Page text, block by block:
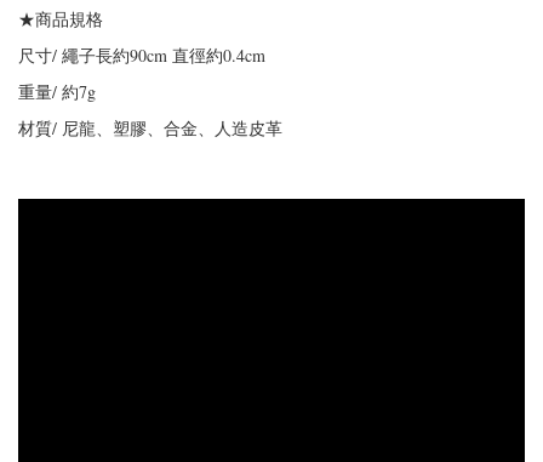
★商品規格
尺寸/ 繩子長約90cm 直徑約0.4cm
重量/ 約7g
材質/ 尼龍、塑膠、合金、人造皮革